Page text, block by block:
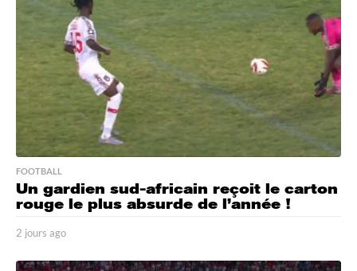
o
FOOTBALL
Un gardien sud-africain reçoit le carton
rouge le plus absurde de l’année !
2 jours ago
o